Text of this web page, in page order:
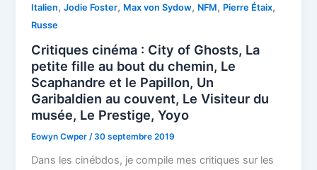
Italien,Jodie Foster, Max von Sydow, NFM, Pierre Étaix,
Russe
Critiques cinéma : City of Ghosts, La
petite fille au bout du chemin, Le
Scaphandre et le Papillon, Un
Garibaldien au couvent, Le Visiteur du
musée, Le Prestige, Yoyo
Eowyn Cwper/30 septembre 2019
Dans les cinébdos, je compile mes critiques sur les